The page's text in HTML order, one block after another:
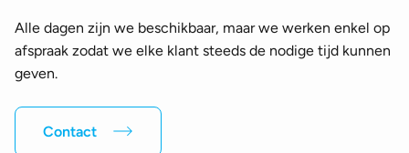
Alle dagen zijn we beschikbaar, maar we werken enkel op
afspraak zodat we elke klant steeds de nodige tijd kunnen
geven.
Contact